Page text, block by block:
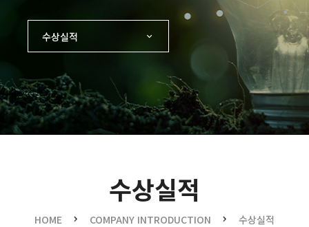
수상실적
회사연혁
인증현황
수상실적
HOME COMPANY INTRODUCTION 수상실적